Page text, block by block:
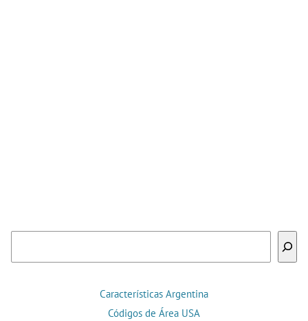
Características Argentina
Códigos de Área USA